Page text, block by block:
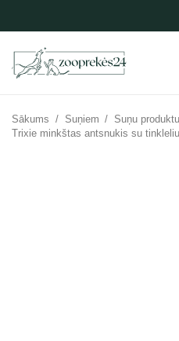
Sākums / Suņiem / Suņu
Trixie minkštas antsnukis su